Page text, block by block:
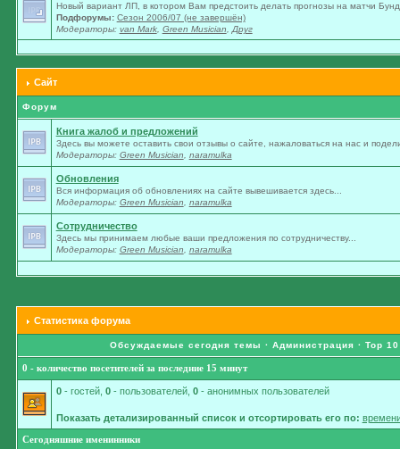
Новый вариант ЛП, в котором Вам предстоить делать прогнозы на матчи
Подфорумы: Сезон 2006/07 (не завершён)
Модераторы: van Mark, Green Musician Друг
Сайт
Форум
Книга жалоб и предложений
Здесь вы можете оставить свои отзывы о сайте, нажаловаться на нас и
Модераторы: Green Musician naramulka
Обновления
Вся информация об обновлениях на сайте вывешивается здесь...
Модераторы: Green Musician naramulka
Сотрудничество
Здесь мы принимаем любые ваши предложения по сотрудничеству...
Модераторы: Green Musician naramulka
Статистика форума
Обсуждаемые сегодня темы · Администрация · Top
0 - количество посетителей за последние 15 минут
0- гостей, 0- пользователей, 0- анонимных пользователей
Показать детализированный список и отсортировать его по:
Сегодняшние именинники